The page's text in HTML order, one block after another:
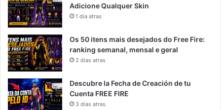
Adicione Qualquer Skin
1 dia atras
Os 50 itens mais desejados do Free Fire:
ranking semanal, mensal e geral
2 dias atras
Descubre la Fecha de Creación de tu
Cuenta FREE FIRE
3 dias atras